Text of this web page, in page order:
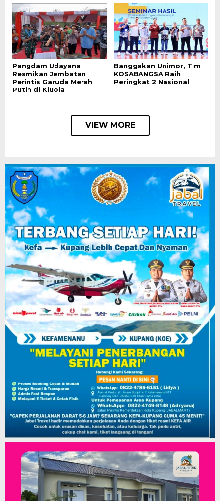
Pangdam Udayana
Resmikan Jembatan
Perintis Garuda Merah
Putih di Kiuola
Banggakan Unimor, Tim
KOSABANGSA Raih
Peringkat 2 Nasional
VIEW MORE